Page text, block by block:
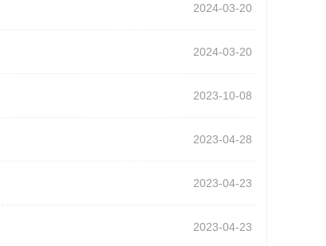
2024-03-20
2024-03-20
2023-10-08
2023-04-28
2023-04-23
2023-04-23